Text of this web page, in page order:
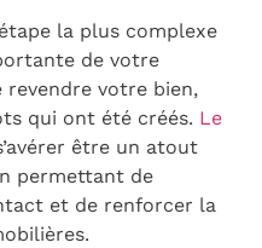
la plus complexe
de votre
revendre votre bien,
qui ont été créés. Le
être un atout
permettant de
et de renforcer la